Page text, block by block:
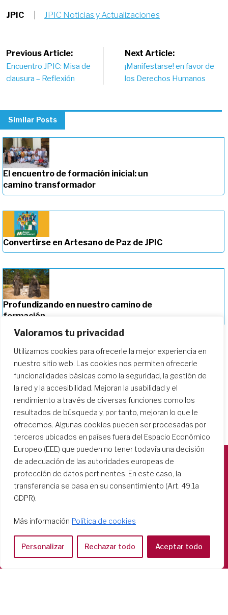
Valoramos tu privacidad
Utilizamos cookies para ofrecerle la mejor experiencia en
nuestro sitio web. Las cookies nos permiten ofrecerle
funcionalidades básicas como la seguridad, la gestión de
la red y la accesibilidad. Mejoran la usabilidad y el
rendimiento a través de diversas funciones como los
resultados de búsqueda y, por tanto, mejoran lo que le
ofrecemos. Algunas cookies pueden ser procesadas por
terceros ubicados en países fuera del Espacio Económico
Europeo (EEE) que pueden no tener todavía una decisión
de adecuación de las autoridades europeas de
protección de datos pertinentes. En este caso, la
transferencia se basa en su consentimiento (Art. 49.1a
GDPR).
Más información Política de cookies
Personalizar Rechazar todo Aceptar todo
JPIC JPIC Noticias y Actualizaciones
Post
navigation
Previous Article:
Encuentro JPIC: Misa de
clausura – Reflexión
Next Article:
¡Manifestarse! en favor de
los Derechos Humanos
Similar Posts
El encuentro de formación inicial: un
camino transformador
Convertirse en Artesano de Paz de JPIC
Profundizando en nuestro camino de
formación
Società del Sacro Cuore
Casa Generalizia
Tel: 06 58 23 03 32 or 06 58 20 31 17